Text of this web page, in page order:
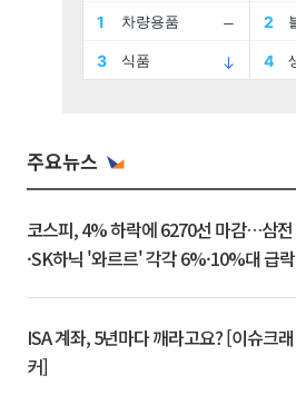
주요뉴스
코스피, 4% 하락에 6270선 마감…삼전
·SK하닉 '와르르' 각각 6%·10%대 급락
ISA 계좌, 5년마다 깨라고요? [이슈크래
커]